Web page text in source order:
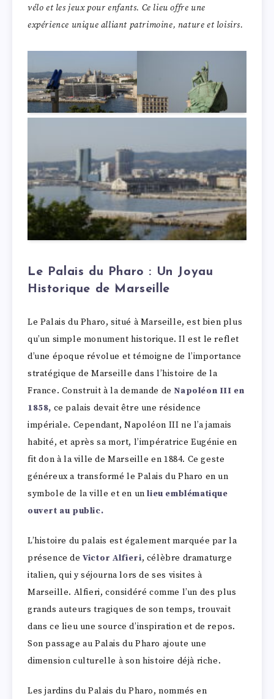
vélo et les jeux pour enfants. Ce lieu offre une
expérience unique alliant patrimoine, nature et loisirs.
Le Palais du Pharo : Un Joyau
Historique de Marseille
Le Palais du Pharo, situé à Marseille, est bien plus
qu’un simple monument historique. Il est le reflet
d’une époque révolue et témoigne de l’importance
stratégique de Marseille dans l’histoire de la
France. Construit à la demande de Napoléon III en
1858, ce palais devait être une résidence
impériale. Cependant, Napoléon III ne l’a jamais
habité, et après sa mort, l’impératrice Eugénie en
fit don à la ville de Marseille en 1884. Ce geste
généreux a transformé le Palais du Pharo en un
symbole de la ville et en unlieu emblématique
ouvert au public.
L’histoire du palais est également marquée par la
présence de Victor Alfieri, célèbre dramaturge
italien, qui y séjourna lors de ses visites à
Marseille. Alfieri, considéré comme l’un des plus
grands auteurs tragiques de son temps, trouvait
dans ce lieu une source d’inspiration et de repos.
Son passage au Palais du Pharo ajoute une
dimension culturelle à son histoire déjà riche.
Les jardins du Palais du Pharo, nommés en